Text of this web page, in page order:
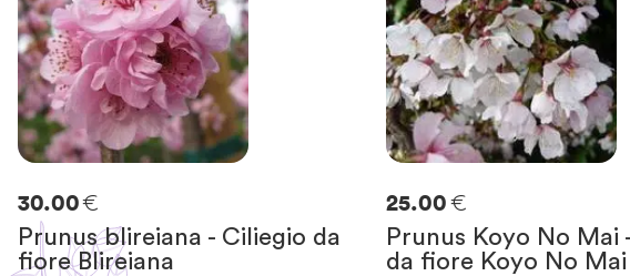
30.00€
Prunus blireiana - Ciliegio da
fiore Blireiana
25.00 €
Prunus Koyo No Mai
da fiore Koyo No Mai